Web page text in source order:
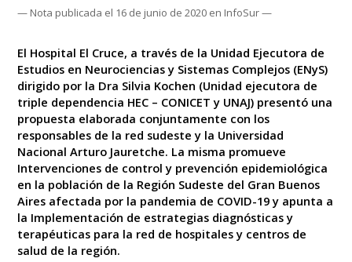
— Nota publicada el 16 de junio de 2020 en InfoSur —
El Hospital El Cruce, a través de la Unidad Ejecutora de
Estudios en Neurociencias y Sistemas Complejos (ENyS)
dirigido por la Dra Silvia Kochen (Unidad ejecutora de
triple dependencia HEC – CONICET y UNAJ) presentó una
propuesta elaborada conjuntamente con los
responsables de la red sudeste y la Universidad
Nacional Arturo Jauretche. La misma promueve
Intervenciones de control y prevención epidemiológica
en la población de la Región Sudeste del Gran Buenos
Aires afectada por la pandemia de COVID-19 y apunta a
la Implementación de estrategias diagnósticas y
terapéuticas para la red de hospitales y centros de
salud de la región.